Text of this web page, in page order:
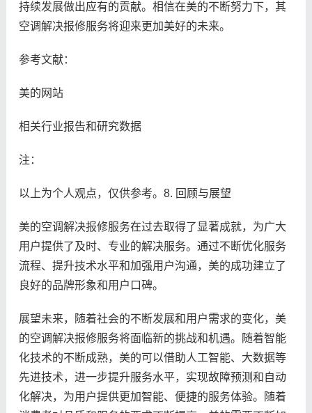
持续发展做出应有的贡献。相信在美的不断努力下，其
空调解决报修服务将迎来更加美好的未来。
参考文献：
美的网站
相关行业报告和研究数据
注：
以上为个人观点，仅供参考。8. 回顾与展望
美的空调解决报修服务在过去取得了显著成就，为广大
用户提供了及时、专业的解决服务。通过不断优化服务
流程、提升技术水平和加强用户沟通，美的成功建立了
良好的品牌形象和用户口碑。
展望未来，随着社会的不断发展和用户需求的变化，美
的空调解决报修服务将面临新的挑战和机遇。随着智能
化技术的不断成熟，美的可以借助人工智能、大数据等
先进技术，进一步提升服务水平，实现故障预测和自动
化解决，为用户提供更加智能、便捷的服务体验。随着